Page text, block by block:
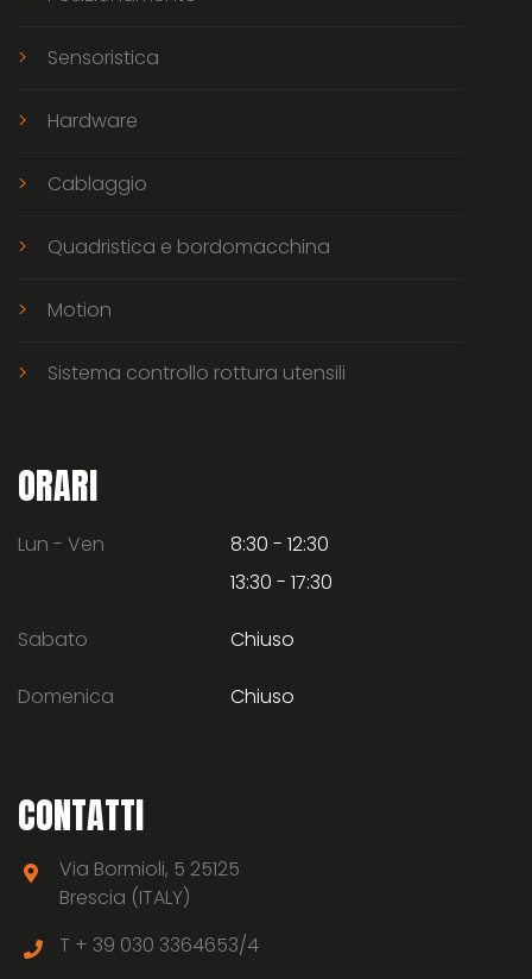
Sensoristica
Hardware
Cablaggio
Quadristica e bordomacchina
Motion
Sistema controllo rottura utensili
ORARI
Lun - Ven
8:30 - 12:30
13:30 - 17:30
Sabato Chiuso
Domenica Chiuso
CONTATTI
Via Bormioli, 5 25125
Brescia (ITALY)
T + 39 030 3364653/4